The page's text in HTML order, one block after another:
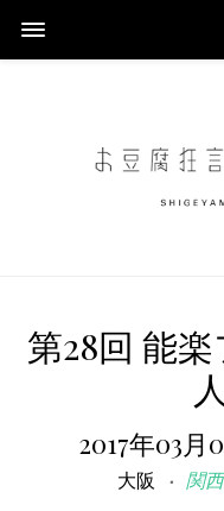
第28回 能
2017年03月
大阪 関